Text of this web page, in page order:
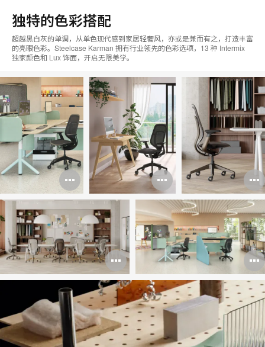
独特的色彩搭配
超越黑白灰的单调，从单色现代感到家居轻奢风，亦或是兼而有之，打造丰富
的亮眼色彩。Steelcase Karman 拥有行业领先的色彩选项，13 种 Intermix
独家颜色和 Lux 饰面，开启无限美学。
打
开
图
片
工
具
提
示
打
开
图
片
工
具
提
示
打
开
图
片
工